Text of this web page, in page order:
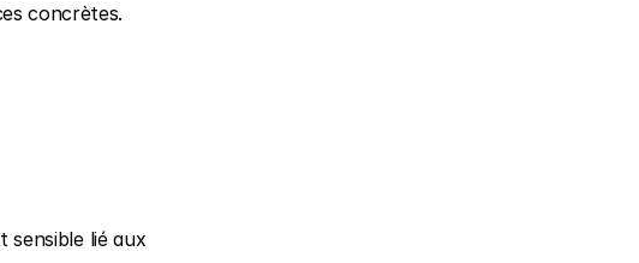
concrètes.
lié aux